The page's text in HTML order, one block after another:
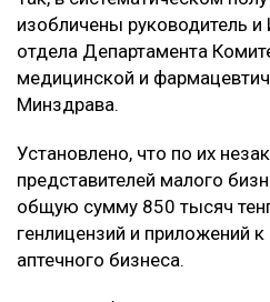
изобличены руководитель
отдела Департамента
медицинской и
Минздрава.
Установлено, что по их
представителей малого
общую сумму 850 тысяч
генлицензий и приложений
аптечного бизнеса.